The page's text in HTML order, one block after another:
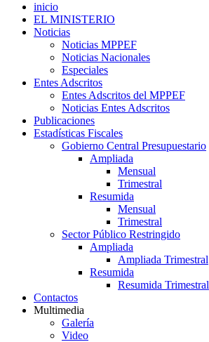
inicio
EL MINISTERIO
Noticias
Noticias MPPEF
Noticias Nacionales
Especiales
Entes Adscritos
Entes Adscritos del MPPEF
Noticias Entes Adscritos
Publicaciones
Estadísticas Fiscales
Gobierno Central Presupuestario
Ampliada
Mensual
Trimestral
Resumida
Mensual
Trimestral
Sector Público Restringido
Ampliada
Ampliada Trimestral
Resumida
Resumida Trimestral
Contactos
Multimedia
Galería
Video